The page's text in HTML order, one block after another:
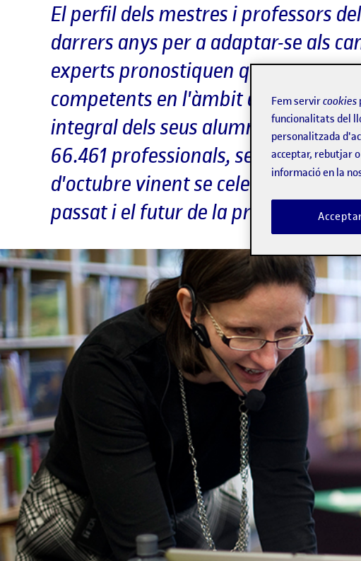
El perfil dels mestres i professors
darrers anys per a adaptar-se als
experts pronostiquen que aquests
competents en l'àmbit digital i en
integral dels seus alumnes. A
66.461 professionals, segons
d'octubre vinent se celebrarà el
passat i el futur de la professió
Fem servircookies
funcionalitats del
personalitzada
acceptar, rebutjar
informació en la